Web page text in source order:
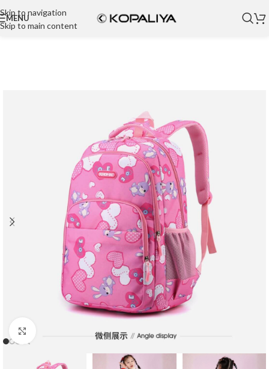
Skip to navigation
Skip to main content
MENU